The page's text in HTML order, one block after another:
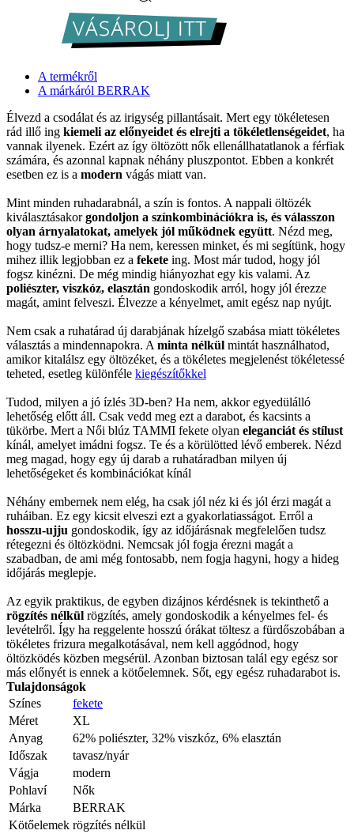
A termékről
A márkáról BERRAK
Élvezd a csodálat és az irigység pillantásait. Mert egy tökéletesen
rád illő ing kiemeli az előnyeidet és elrejti a tökéletlenségeidet, ha
vannak ilyenek. Ezért az így öltözött nők ellenállhatatlanok a férfiak
számára, és azonnal kapnak néhány pluszpontot. Ebben a konkrét
esetben ez is a modern vágás miatt van.
Mint minden ruhadarabnál, a szín is fontos. A nappali öltözék
kiválasztásakorgondoljon a színkombinációkra is, és válasszon
olyan árnyalatokat, amelyek jól működnek együtt. Nézd meg,
hogy tudsz-e merni? Ha nem, keressen minket, és mi segítünk, hogy
mihez illik legjobban ez a fekete ing. Most már tudod, hogy jól
fogsz kinézni. De még mindig hiányozhat egy kis valami. Az
poliészter, viszkóz, elasztán gondoskodik arról, hogy jól érezze
magát, amint felveszi. Élvezze a kényelmet, amit egész nap nyújt.
Nem csak a ruhatárad új darabjának hízelgő szabása miatt tökéletes
választás a mindennapokra. A minta nélkül mintát használhatod,
amikor kitalálsz egy öltözéket, és a tökéletes megjelenést tökéletessé
teheted, esetleg különféle kiegészítőkkel
Tudod, milyen a jó ízlés 3D-ben? Ha nem, akkor egyedülálló
lehetőség előtt áll. Csak vedd meg ezt a darabot, és kacsints a
tükörbe. Mert a Női blúz TAMMI fekete olyan eleganciát és stílust
kínál, amelyet imádni fogsz. Te és a körülötted lévő emberek. Nézd
meg magad, hogy egy új darab a ruhatáradban milyen új
lehetőségeket és kombinációkat kínál
Néhány embernek nem elég, ha csak jól néz ki és jól érzi magát a
ruháiban. Ez egy kicsit elveszi ezt a gyakorlatiasságot. Erről a
hosszu-ujju gondoskodik, így az időjárásnak megfelelően tudsz
rétegezni és öltözködni. Nemcsak jól fogja érezni magát a
szabadban, de ami még fontosabb, nem fogja hagyni, hogy a hideg
időjárás meglepje.
Az egyik praktikus, de egyben dizájnos kérdésnek is tekinthető a
rögzítés nélkül rögzítés, amely gondoskodik a kényelmes fel- és
levételről. Így ha reggelente hosszú órákat töltesz a fürdőszobában a
tökéletes frizura megalkotásával, nem kell aggódnod, hogy
öltözködés közben megsérül. Azonban biztosan talál egy egész sor
más előnyét is ennek a kötőelemnek. Sőt, egy egész ruhadarabot is.
Tulajdonságok
Színes
fekete
Méret
XL
Anyag
62% poliészter, 32% viszkóz, 6% elasztán
Időszak
tavasz/nyár
Vágja
modern
Pohlaví
Nők
Márka
BERRAK
Kötőelemek rögzítés nélkül